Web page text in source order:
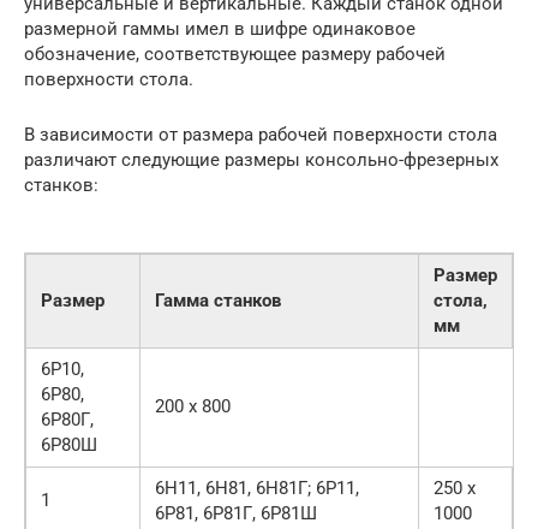
размерной гаммы имел в шифре одинаковое
обозначение, соответствующее размеру рабочей
поверхности стола.
В зависимости от размера рабочей поверхности стола
различают следующие размеры консольно-фрезерных
станков:
Размер Гамма станков
Размер
стола,
мм
6Р10,
6Р80,
6Р80Г,
6Р80Ш
200 х 800
1
6Н11, 6Н81, 6Н81Г; 6Р11,
6Р81, 6Р81Г, 6Р81Ш
250 х
1000